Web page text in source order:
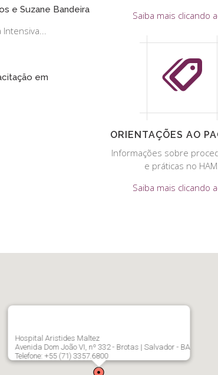
e Suzane Bandeira
em
Saiba mais clicando
ORIENTAÇÕES AO
Informações sobre
e práticas no
Saiba mais clicando
Hospital Aristides Maltez
Avenida Dom João VI, nº 332 - Brotas | Salvador - BA
Telefone: +55 (71) 3357.6800